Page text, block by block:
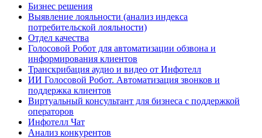
Бизнес решения
Выявление лояльности (анализ индекса
потребительской лояльности)
Отдел качества
Голосовой Робот для автоматизации обзвона и
информирования клиентов
Транскрибация аудио и видео от Инфотелл
ИИ Голосовой Робот. Автоматизация звонков и
поддержка клиентов
Виртуальный консультант для бизнеса с поддержкой
операторов
Инфотелл Чат
Анализ конкурентов